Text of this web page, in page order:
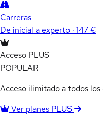
Carreras
De inicial a experto · 147 €
Acceso PLUS
POPULAR
Acceso ilimitado a todos
Ver planes PLUS